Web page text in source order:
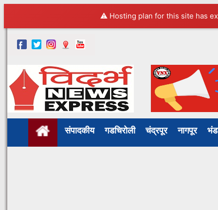
⚠️ Hosting plan for this site has
संपादकीय गडचिरोली चंद्रपूर नागपूर